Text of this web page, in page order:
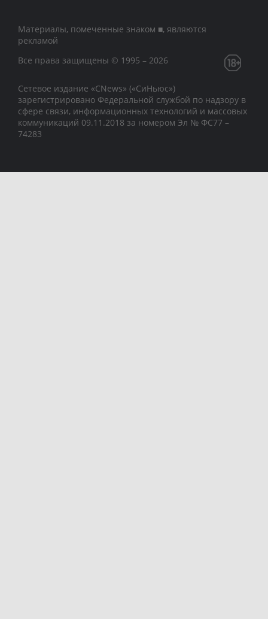
Материалы, помеченные знаком ■, являются
рекламой
Все права защищены © 1995 – 2026
Сетевое издание «CNews» («СиНьюс»)
зарегистрировано Федеральной службой по надзору в
сфере связи, информационных технологий и массовых
коммуникаций 09.11.2018 за номером Эл № ФС77 –
74283